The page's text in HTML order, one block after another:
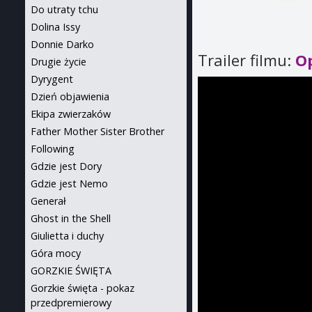
Trailer filmu:
Do utraty tchu
Dolina Issy
Donnie Darko
Drugie życie
Dyrygent
Dzień objawienia
Ekipa zwierzaków
Father Mother Sister Brother
Following
Gdzie jest Dory
Gdzie jest Nemo
Generał
Ghost in the Shell
Giulietta i duchy
Góra mocy
GORZKIE ŚWIĘTA
Gorzkie święta - pokaz
przedpremierowy